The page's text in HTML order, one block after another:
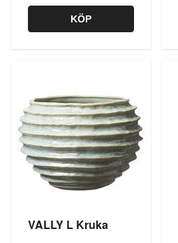
KÖP
VALLY L Kruka